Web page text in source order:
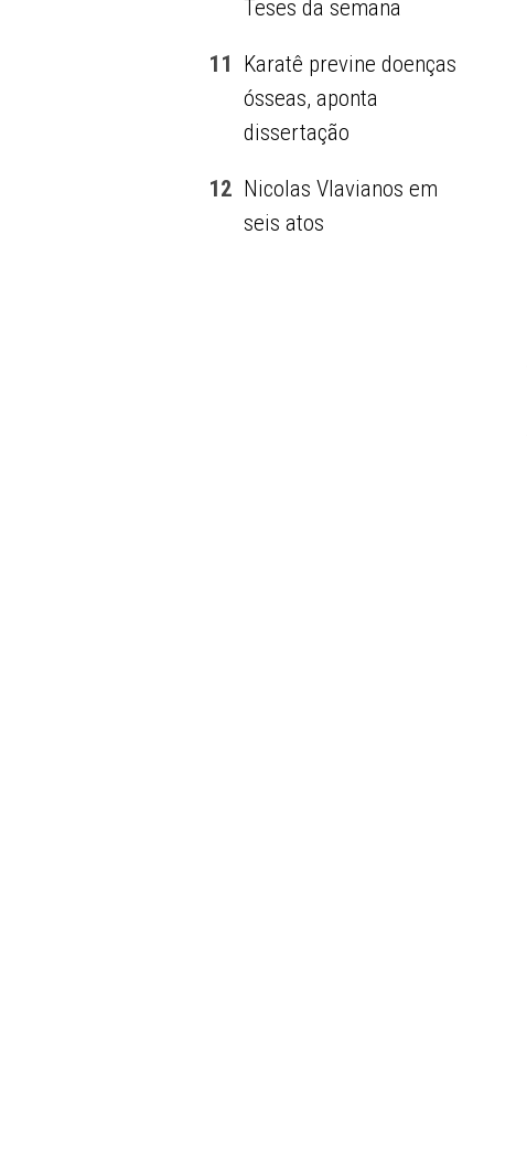
Teses da semana
11 Karatê previne doenças
ósseas, aponta
dissertação
12 Nicolas Vlavianos em
seis atos